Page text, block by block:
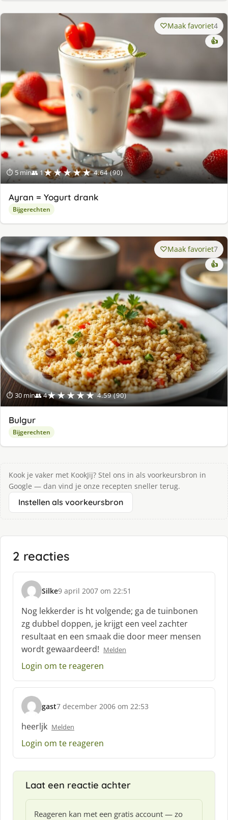
⏱ 5 min👥 1★★★★★ 4.64 (90)
Maak favoriet4
👍
Ayran = Yogurt drank
Bijgerechten
⏱ 30 min👥 4★★★★★ 4.59 (90)
Maak favoriet7
👍
Bulgur
Bijgerechten
Kook je vaker met KookJij? Stel ons in als voorkeursbron in
Google — dan vind je onze recepten sneller terug.
Instellen als voorkeursbron
2 reacties
Silke
s
c
h
r
e
e
:
9 april 2007 om 22:51
Nog lekkerder is ht volgende; ga de tuinbonen
zg dubbel doppen, je krijgt een veel zachter
resultaat en een smaak die door meer mensen
wordt gewaardeerd! Melden
Login om te reageren
gast
s
c
h
r
7 december 2006 om 22:53
heerljk Melden
Login om te reageren
Laat een reactie achter
Reageren kan met een gratis account — zo